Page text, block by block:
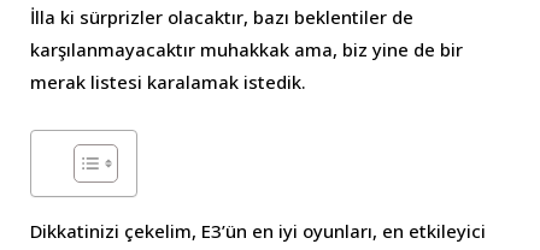
İlla ki sürprizler olacaktır, bazı beklentiler de
karşılanmayacaktır muhakkak ama, biz yine de bir
merak listesi karalamak istedik.
Dikkatinizi çekelim, E3’ün en iyi oyunları, en etkileyici